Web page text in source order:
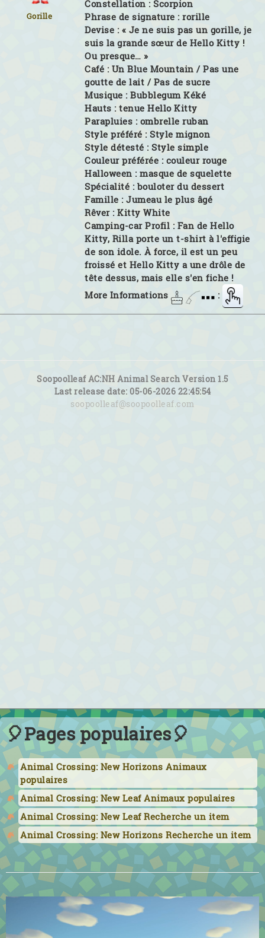
Gorille
Constellation : Scorpion
Phrase de signature : rorille
Devise : « Je ne suis pas un gorille, je
suis la grande sœur de Hello Kitty !
Ou presque… »
Café : Un Blue Mountain / Pas une
goutte de lait / Pas de sucre
Musique : Bubblegum Kéké
Hauts : tenue Hello Kitty
Parapluies : ombrelle ruban
Style préféré : Style mignon
Style détesté : Style simple
Couleur préférée : couleur rouge
Halloween : masque de squelette
Spécialité : bouloter du dessert
Famille : Jumeau le plus âgé
Rêver : Kitty White
Camping-car Profil : Fan de Hello
Kitty, Rilla porte un t-shirt à l'effigie
de son idole. À force, il est un peu
froissé et Hello Kitty a une drôle de
tête dessus, mais elle s'en fiche !
More Informations
:
Soopoolleaf AC:NH Animal Search Version 1.5
Last release date: 05-06-2026 22:45:54
soopoolleaf@soopoolleaf.com
🎈Pages populaires🎈
Animal Crossing: New Horizons Animaux
populaires
Animal Crossing: New Leaf Animaux populaires
Animal Crossing: New Leaf Recherche un item
Animal Crossing: New Horizons Recherche un item